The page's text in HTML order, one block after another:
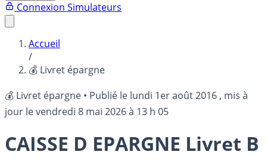
Connexion Simulateurs
Accueil
/
💰 Livret épargne
💰 Livret épargne • Publié le lundi 1er août 2016 , mis à
jour levendredi 8 mai 2026 à 13 h 05
CAISSE D EPARGNE Livret B